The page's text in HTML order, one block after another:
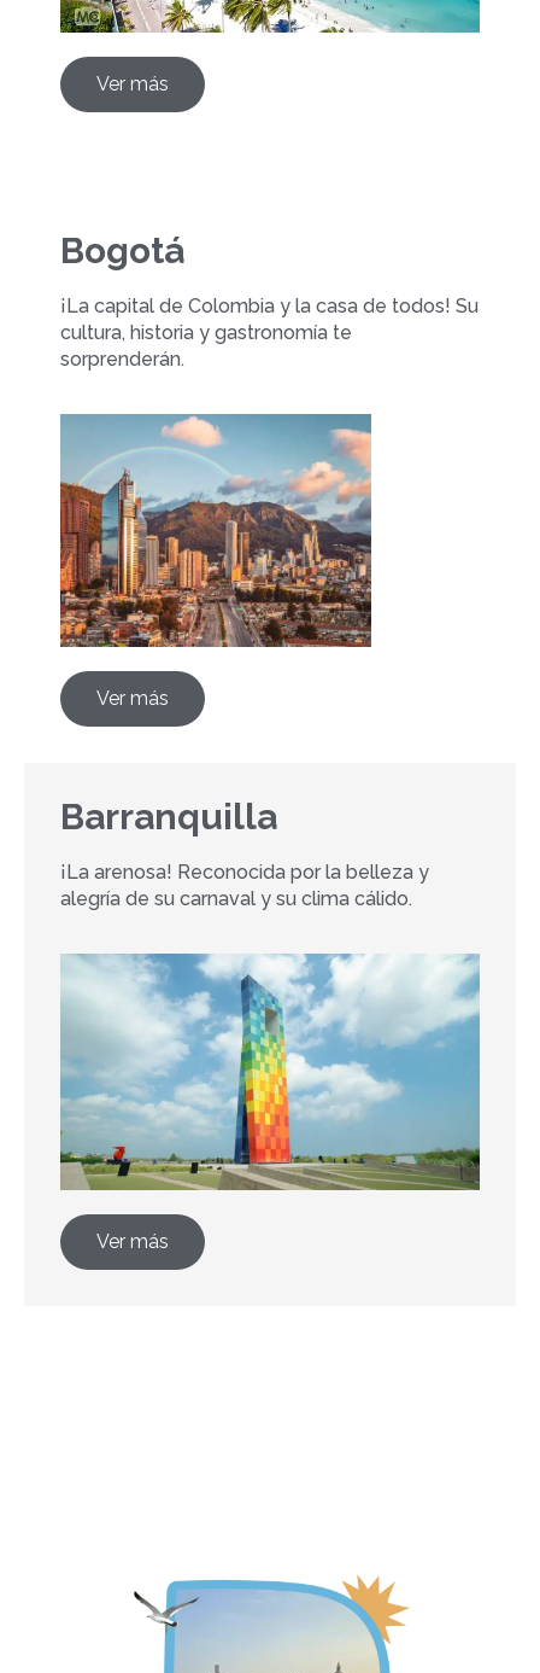
Ver más
Bogotá
¡La capital de Colombia y la casa de todos! Su
cultura, historia y gastronomía te
sorprenderán.
Ver más
Barranquilla
¡La arenosa! Reconocida por la belleza y
alegría de su carnaval y su clima cálido.
Ver más